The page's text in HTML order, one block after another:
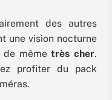
des autres
une vision nocturne
de mêmetrès cher.
profiter du pack